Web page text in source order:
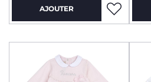
AJOUTER